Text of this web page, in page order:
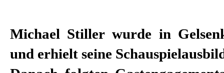
Michael Stiller wurde in
und erhielt seine
Regisseuren Martin Kušej,
Dimiter Gotscheff, Christian